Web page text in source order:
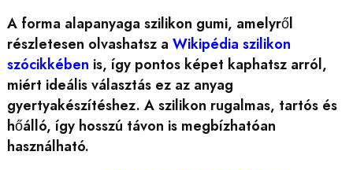
A forma alapanyaga szilikon gumi, amelyről
részletesen olvashatsz a Wikipédia szilikon
szócikkében is, így pontos képet kaphatsz arról,
miért ideális választás ez az anyag
gyertyakészítéshez. A szilikon rugalmas, tartós és
hőálló, így hosszú távon is megbízhatóan
használható.